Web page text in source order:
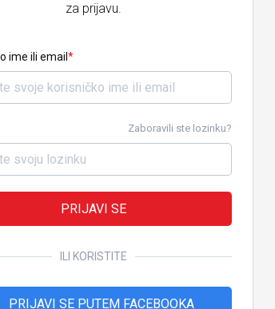
za prijavu.
ime ili email
Zaboravili ste lozinku?
PRIJAVI SE
ILI KORISTITE
PRIJAVI SE PUTEM FACEBOOKA